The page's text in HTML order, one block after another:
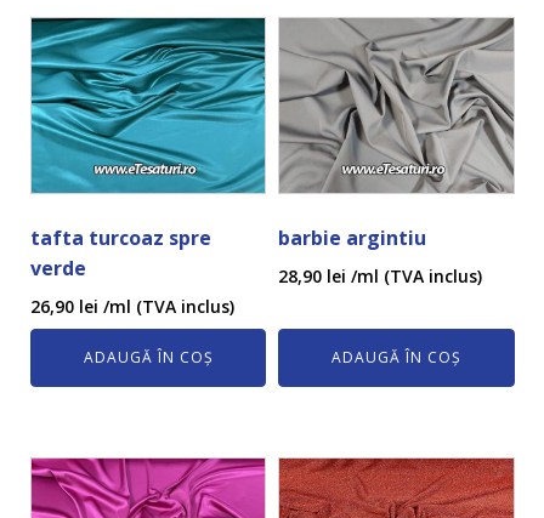
tafta turcoaz spre
verde
26,90 lei /ml (TVA inclus)
ADAUGĂ ÎN COȘ
barbie argintiu
28,90 lei /ml (TVA inclus)
ADAUGĂ ÎN COȘ